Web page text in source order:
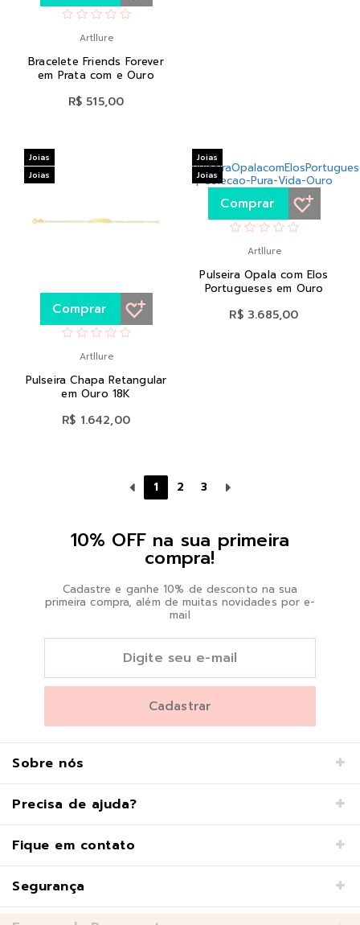
Artllure
Bracelete Friends Forever
em Prata com e Ouro
R$ 515,00
Comprar
Artllure
Pulseira Chapa Retangular
em Ouro 18K
R$ 1.642,00
Joias
Joias
Comprar
Artllure
Pulseira Opala com Elos
Portugueses em Ouro
R$ 3.685,00
Joias
Joias
1 2 3
10% OFF na sua primeira
compra!
Cadastre e ganhe 10% de desconto na sua
primeira compra, além de muitas novidades por e-
mail
Sobre nós
Precisa de ajuda?
Fique em contato
Segurança